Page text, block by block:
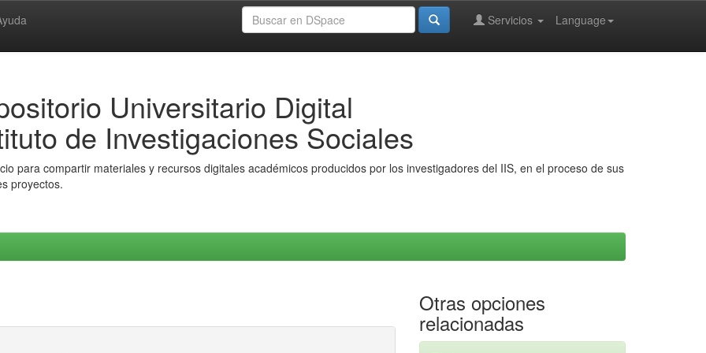
Language
Servicios
Universitario Digital
de Investigaciones Sociales
para compartir materiales y recursos digitales académicos producidos por los investigadores del IIS, en el proceso de sus
proyectos.
Otras opciones
relacionadas